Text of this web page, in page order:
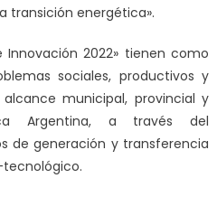
transición energética».
Innovación 2022» tienen como
sociales, productivos y
municipal, provincial y
Argentina, a través del
de generación y transferencia